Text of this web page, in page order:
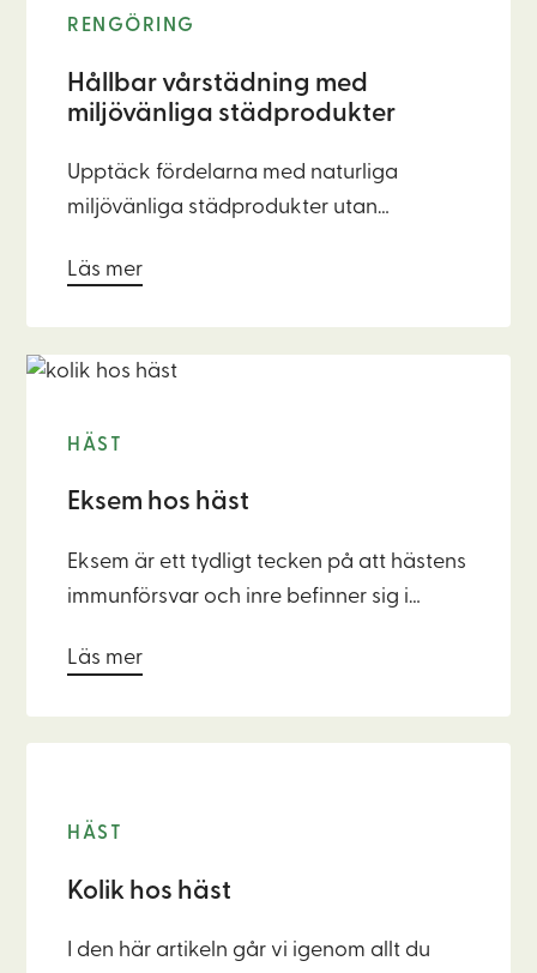
RENGÖRING
Hållbar vårstädning med
miljövänliga städprodukter
Upptäck fördelarna med naturliga
miljövänliga städprodukter utan
barn, djur och natur. ✓ Läs mer!
Läs mer
HÄST
Eksem hos häst
Eksem är ett tydligt tecken på att hästens
immunförsvar och inre befinner sig i
mår på insidan och hästar är inget
Läs mer
HÄST
Kolik hos häst
I den här artikeln går vi igenom allt du